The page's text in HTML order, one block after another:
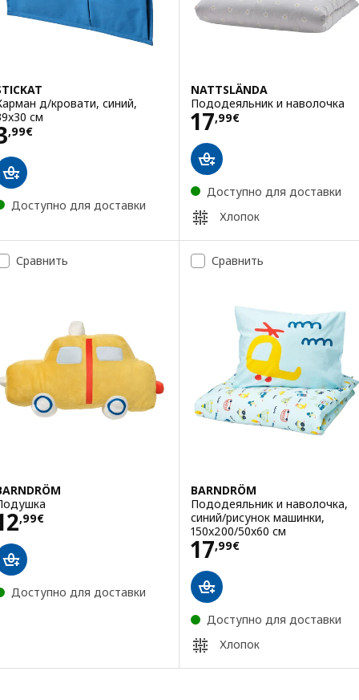
д/кровати, синий,
см
,99€ 3,99€
Доступно для доставки
NATTSLÄNDA
Пододеяльник и наволочка
17,99€
Цена 17,99€
Доступно для доставки
Хлопок
Сравнить
,99€ 12,99€
Доступно для доставки
Сравнить
BARNDRÖM
Пододеяльник и наволочка,
синий/рисунок машинки,
150x200/50x60 см
17,99€
Цена 17,99€
Доступно для доставки
Хлопок